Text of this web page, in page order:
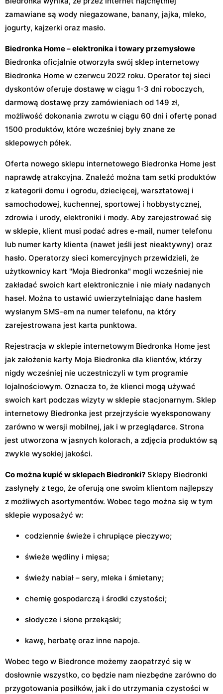
zamawiane są wody niegazowane, banany, jajka, mleko,
jogurty, kajzerki oraz masło.
Biedronka Home – elektronika i towary przemysłowe
Biedronka oficjalnie otworzyła swój sklep internetowy
Biedronka Home w czerwcu 2022 roku. Operator tej sieci
dyskontów oferuje dostawę w ciągu 1-3 dni roboczych,
darmową dostawę przy zamówieniach od 149 zł,
możliwość dokonania zwrotu w ciągu 60 dni i ofertę ponad
1500 produktów, które wcześniej były znane ze
sklepowych półek.
Oferta nowego sklepu internetowego Biedronka Home jest
naprawdę atrakcyjna. Znaleźć można tam setki produktów
z kategorii domu i ogrodu, dziecięcej, warsztatowej i
samochodowej, kuchennej, sportowej i hobbystycznej,
zdrowia i urody, elektroniki i mody. Aby zarejestrować się
w sklepie, klient musi podać adres e-mail, numer telefonu
lub numer karty klienta (nawet jeśli jest nieaktywny) oraz
hasło. Operatorzy sieci komercyjnych przewidzieli, że
użytkownicy kart "Moja Biedronka" mogli wcześniej nie
zakładać swoich kart elektronicznie i nie miały nadanych
haseł. Można to ustawić uwierzytelniając dane hasłem
wysłanym SMS-em na numer telefonu, na który
zarejestrowana jest karta punktowa.
Rejestracja w sklepie internetowym Biedronka Home jest
jak założenie karty Moja Biedronka dla klientów, którzy
nigdy wcześniej nie uczestniczyli w tym programie
lojalnościowym. Oznacza to, że klienci mogą używać
swoich kart podczas wizyty w sklepie stacjonarnym. Sklep
internetowy Biedronka jest przejrzyście wyeksponowany
zarówno w wersji mobilnej, jak i w przeglądarce. Strona
jest utworzona w jasnych kolorach, a zdjęcia produktów są
zwykle wysokiej jakości.
Co można kupić w sklepach Biedronki? Sklepy Biedronki
zasłynęły z tego, że oferują one swoim klientom najlepszy
z możliwych asortymentów. Wobec tego można się w tym
sklepie wyposażyć w:
codziennie świeże i chrupiące pieczywo;
świeże wędliny i mięsa;
świeży nabiał – sery, mleka i śmietany;
chemię gospodarczą i środki czystości;
słodycze i słone przekąski;
kawę, herbatę oraz inne napoje.
Wobec tego w Biedronce możemy zaopatrzyć się w
dosłownie wszystko, co będzie nam niezbędne zarówno do
przygotowania posiłków, jak i do utrzymania czystości w